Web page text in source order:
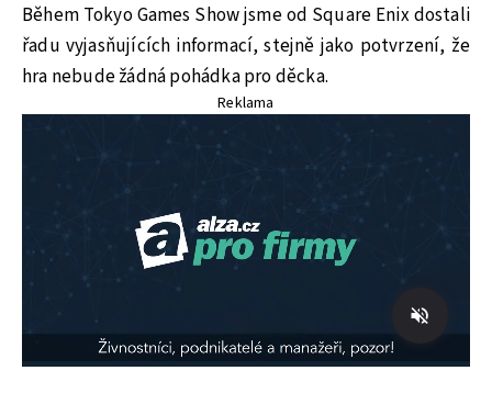
Během Tokyo Games Show jsme od Square Enix dostali
řadu vyjasňujících informací, stejně jako potvrzení, že
hra nebude žádná pohádka pro děcka.
Reklama